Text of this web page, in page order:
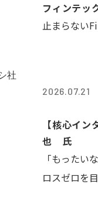
フィンテッ
止まらない
2026.07.21
【核心イ
也 氏
「もったい
ロスゼロを